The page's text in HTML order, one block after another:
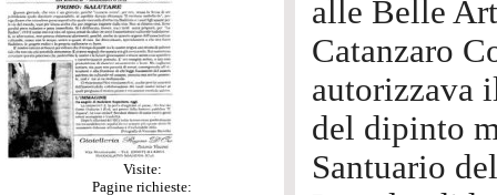
Visite:
Pagine richieste:
alle Belle
Catanzaro
autorizzava
del dipinto
Santuario